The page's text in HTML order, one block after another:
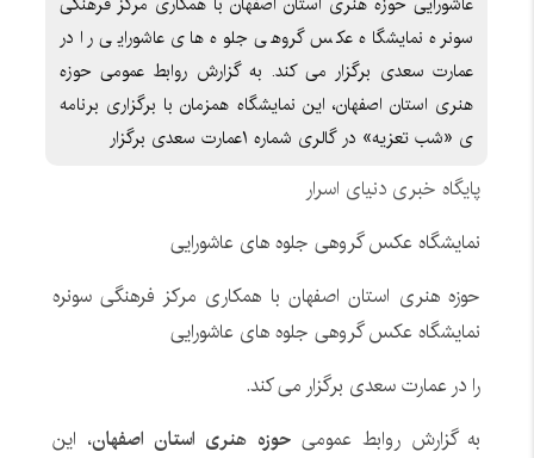
سونره نمایشگاه عکس گروهی جلوه های عاشورایی را در
عمارت سعدی برگزار می کند. به گزارش روابط عمومی حوزه
هنری استان اصفهان، این نمایشگاه همزمان با برگزاری برنامه
ی «شب تعزیه» در گالری شماره ۱عمارت سعدی برگزار
پایگاه خبری دنیای اسرار
نمایشگاه عکس گروهی جلوه های عاشورایی
حوزه هنری استان اصفهان با همکاری مرکز فرهنگی سونره
نمایشگاه عکس گروهی جلوه های عاشورایی
را در عمارت سعدی برگزار می کند.
به گزارش روابط عمومیحوزه هنری استان اصفهان، این